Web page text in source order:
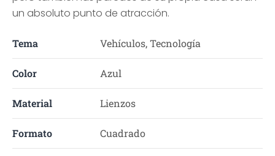
un absoluto punto de atracción.
Tema Vehículos, Tecnología
Color Azul
Material Lienzos
Formato Cuadrado